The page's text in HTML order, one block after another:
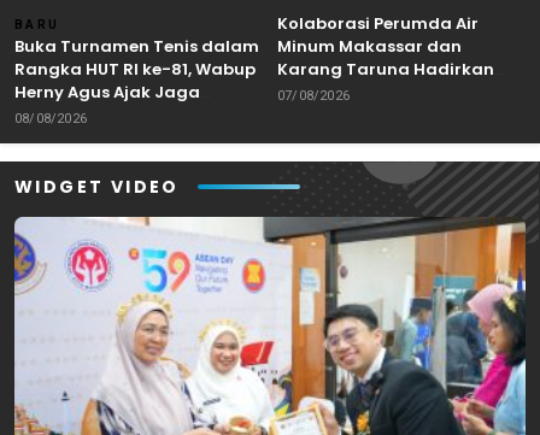
BARU
Buka Turnamen Tenis dalam
Rangka HUT RI ke-81, Wabup
Herny Agus Ajak Jaga
Kebersamaan dan
Sportivitas
08/08/2026
Kolaborasi Perumda Air
Minum Makassar dan
Karang Taruna Hadirkan
Aksi Donor Darah untuk
07/08/2026
WIDGET VIDEO